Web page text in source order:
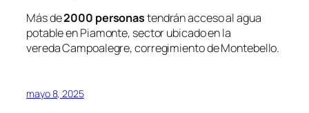
Más de2000 personastendrán acceso al agua
potable enPiamonte, sector ubicado en la
veredaCampoalegre, corregimiento deMontebello.
mayo 8, 2025